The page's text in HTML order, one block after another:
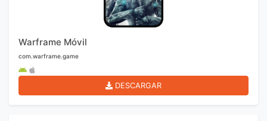
Warframe Móvil
com.warframe.game
DESCARGAR